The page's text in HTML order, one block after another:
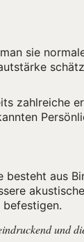
sie
zahlreiche
besteht aus
und